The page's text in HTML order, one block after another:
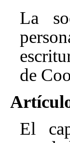
La
de
El